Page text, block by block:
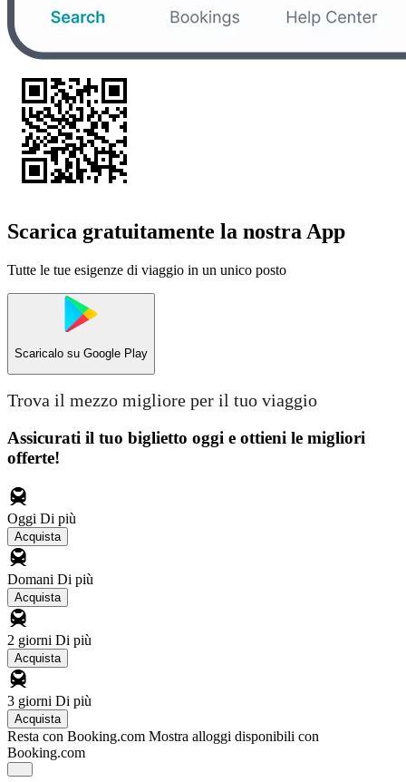
Scarica gratuitamente la nostra App
Tutte le tue esigenze di viaggio in un unico posto
Scaricalo su Google Play
Trova il mezzo migliore per il tuo viaggio
Assicurati il ​​tuo biglietto oggi e ottieni le migliori
offerte!
Oggi Di più
Acquista
Domani Di più
Acquista
2 giorni Di più
Acquista
3 giorni Di più
Acquista
Resta con Booking.com Mostra alloggi disponibili con
Booking.com